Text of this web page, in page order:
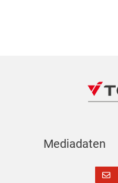
Mediadaten